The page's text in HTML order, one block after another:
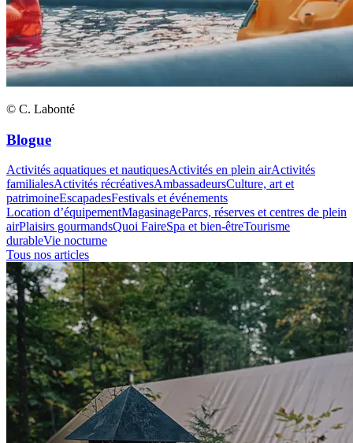
© C. Labonté
Blogue
Activités aquatiques et nautiquesActivités en plein airActivités
familialesActivités récréativesAmbassadeursCulture, art et
patrimoineEscapadesFestivals et événements
Location d’équipementMagasinageParcs, réserves et centres de plein
airPlaisirs gourmandsQuoi FaireSpa et bien-êtreTourisme
durableVie nocturne
Tous nos articles